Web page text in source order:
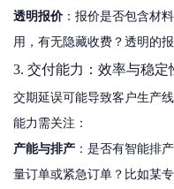
透明报价 ：报价是否包含材
用，有无隐藏收费？透明的
3. 交付能力：效率与稳定
交期延误可能导致客户生产
能力需关注：
产能与排产 ：是否有智能排
量订单或紧急订单？比如某